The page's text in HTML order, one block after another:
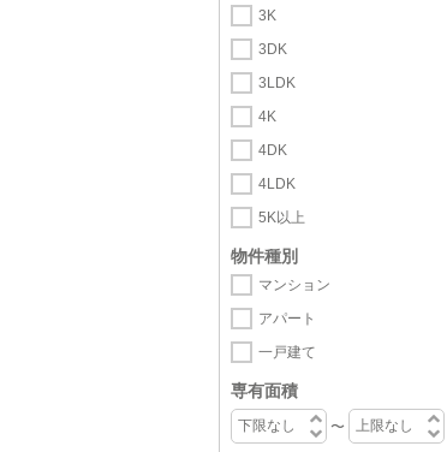
3K
3DK
3LDK
4K
4DK
4LDK
5K以上
物件種別
マンション
アパート
一戸建て
専有面積
〜